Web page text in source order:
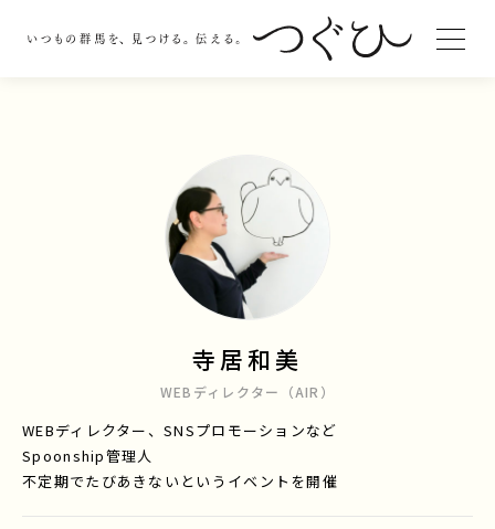
寺居和美
WEBディレクター（AIR）
WEBディレクター、SNSプロモーションなど
Spoonship管理人
不定期でたびあきないというイベントを開催